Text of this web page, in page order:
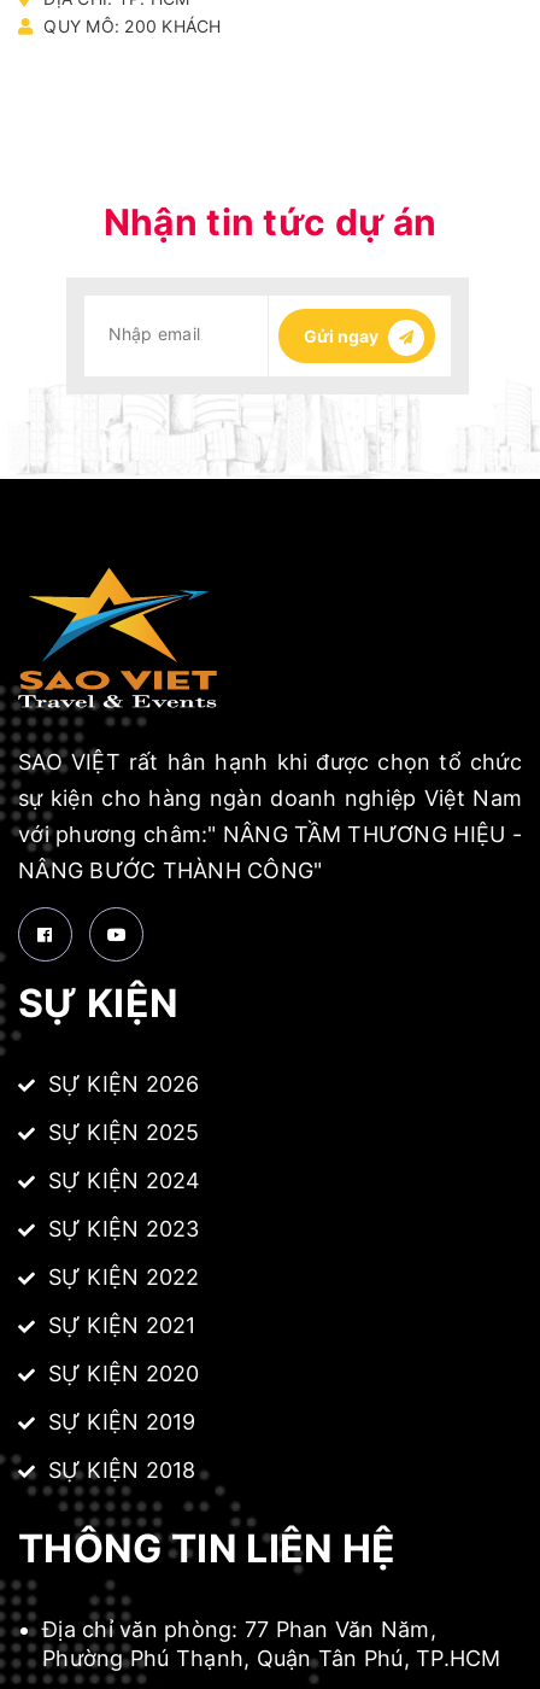
QUY MÔ: 200 KHÁCH
Nhận tin tức dự án
Gửi ngay
SAO VIỆT rất hân hạnh khi được chọn tổ chức
sự kiện cho hàng ngàn doanh nghiệp Việt Nam
với phương châm:" NÂNG TẦM THƯƠNG HIỆU -
NÂNG BƯỚC THÀNH CÔNG"
SỰ KIỆN
SỰ KIỆN 2026
SỰ KIỆN 2025
SỰ KIỆN 2024
SỰ KIỆN 2023
SỰ KIỆN 2022
SỰ KIỆN 2021
SỰ KIỆN 2020
SỰ KIỆN 2019
SỰ KIỆN 2018
THÔNG TIN LIÊN HỆ
Địa chỉ văn phòng: 77 Phan Văn Năm,
Phường Phú Thạnh, Quận Tân Phú, TP.HCM